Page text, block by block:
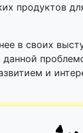
продуктов
в своих
данной
и